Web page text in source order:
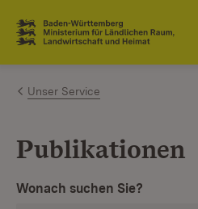
Zum Inhalt springen
Link zur Startseite
Unser Service
Publikationen
Wonach suchen Sie?